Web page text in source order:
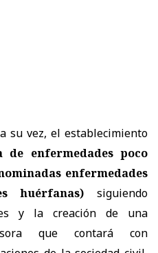
su vez, el establecimiento
enfermedades poco
enfermedades
huérfanas) siguiendo
y la creación de una
que contará con